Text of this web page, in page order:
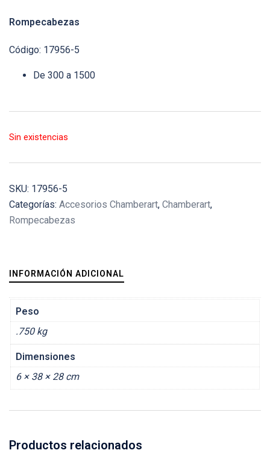
Rompecabezas
Código: 17956-5
De 300 a 1500
Sin existencias
SKU: 17956-5
Categorías: Accesorios Chamberart, Chamberart,
Rompecabezas
INFORMACIÓN ADICIONAL
Peso
.750 kg
Dimensiones
6 × 38 × 28 cm
Productos relacionados